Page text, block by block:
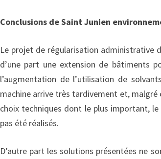
Conclusions de Saint Junien
Le projet de régularisation administrative
d’une part une extension de bâtiments
l’augmentation de l’utilisation de
machine arrive très tardivement et,
choix techniques dont le plus important,
pas été réalisés.
D’autre part les solutions présentées ne